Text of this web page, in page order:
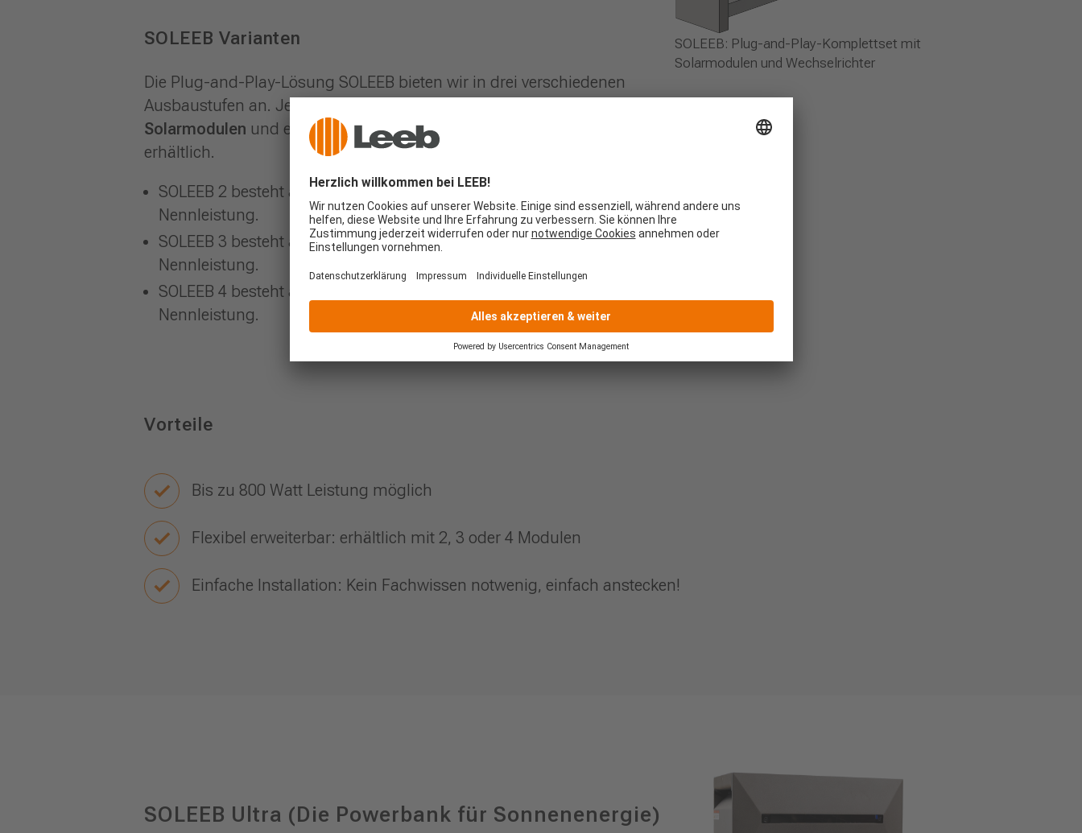
SOLEEB Varianten
Die Plug-and-Play-Lösung SOLEEB bieten wir in drei verschiedenen
Ausbaustufen an. Je nach Wunsch ist das SOLEEB mit
Solarmodulen und einer Leistung vonbis zu
erhältlich.
SOLEEB 2 besteht aus zwei Modulen und liefert bis zu 400 Wp an
Nennleistung.
SOLEEB 3 besteht aus drei Modulen und liefert bis zu 600 Wp an
Nennleistung.
SOLEEB 4 besteht aus vier Modulen und liefert bis zu 800 Wp an
Nennleistung.
SOLEEB: Plug-and-Play-Komplettset mit
Solarmodulen und Wechselrichter
Vorteile
Bis zu 800 Watt Leistung möglich
Flexibel erweiterbar: erhältlich mit 2, 3 oder 4 Modulen
Einfache Installation: Kein Fachwissen notwenig, einfach anstecken!
SOLEEB Ultra (Die Powerbank für Sonnenenergie)